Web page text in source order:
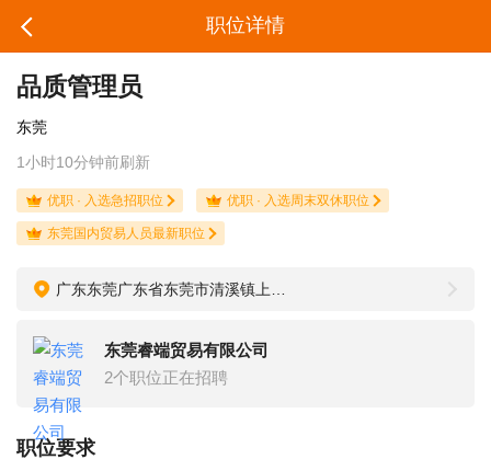
职位详情
品质管理员
东莞
1小时10分钟前刷新
优职 · 入选急招职位 优职 · 入选周末双休职位
东莞国内贸易人员最新职位
东莞睿端贸易有限公司
2个职位正在招聘
职位要求